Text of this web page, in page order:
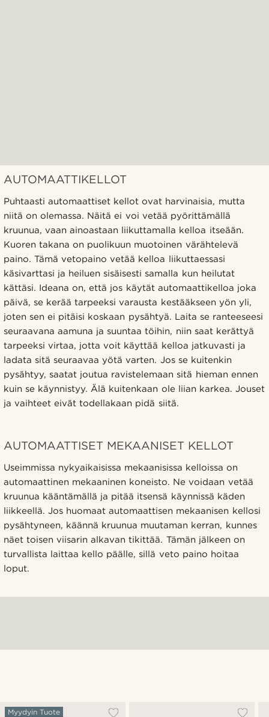
AUTOMAATTIKELLOT
Puhtaasti automaattiset kellot ovat harvinaisia, mutta
niitä on olemassa. Näitä ei voi vetää pyörittämällä
kruunua, vaan ainoastaan ​​liikuttamalla kelloa itseään.
Kuoren takana on puolikuun muotoinen värähtelevä
paino. Tämä vetopaino vetää kelloa liikuttaessasi
käsivarttasi ja heiluen sisäisesti samalla kun heilutat
kättäsi. Ideana on, että jos käytät automaattikelloa joka
päivä, se kerää tarpeeksi varausta kestääkseen yön yli,
joten sen ei pitäisi koskaan pysähtyä. Laita se ranteeseesi
seuraavana aamuna ja suuntaa töihin, niin saat kerättyä
tarpeeksi virtaa, jotta voit käyttää kelloa jatkuvasti ja
ladata sitä seuraavaa yötä varten. Jos se kuitenkin
pysähtyy, saatat joutua ravistelemaan sitä hieman ennen
kuin se käynnistyy. Älä kuitenkaan ole liian karkea. Jouset
ja vaihteet eivät todellakaan pidä siitä.
AUTOMAATTISET MEKAANISET KELLOT
Useimmissa nykyaikaisissa mekaanisissa kelloissa on
automaattinen mekaaninen koneisto. Ne voidaan vetää
kruunua kääntämällä ja pitää itsensä käynnissä käden
liikkeellä. Jos huomaat automaattisen mekaanisen kellosi
pysähtyneen, käännä kruunua muutaman kerran, kunnes
näet toisen viisarin alkavan tikittää. Tämän jälkeen on
turvallista laittaa kello päälle, sillä veto paino hoitaa
loput.
Myydyin Tuote